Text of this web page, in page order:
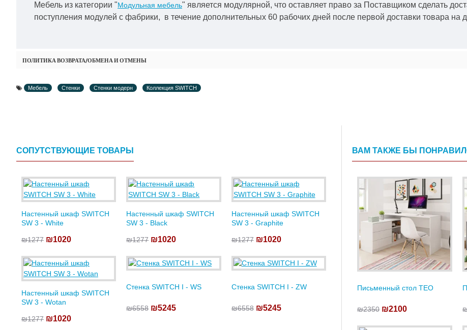
Мебель из категории "Модульная мебель" является модулярной, что оставляет право за Поставщиком сделать
поступления модулей с фабрики, в течение дополнительных 60 рабочих дней после первой доставки товара на
ПОЛИТИКА ВОЗВРАТА/ОБМЕНА И ОТМЕНЫ
Мебель Стенки Стенки модерн Коллекция SWITCH
СОПУТСТВУЮЩИЕ ТОВАРЫ
Настенный шкаф SWITCH
SW 3 - White
₪1277 ₪1020
Настенный шкаф SWITCH
SW 3 - Black
₪1277 ₪1020
Настенный шкаф SWITCH
SW 3 - Graphite
₪1277 ₪1020
Настенный шкаф SWITCH
SW 3 - Wotan
₪1277 ₪1020
Стенка SWITCH I - WS
₪6558 ₪5245
Стенка SWITCH I - ZW
₪6558 ₪5245
ВАМ ТАКЖЕ БЫ
Письменный стол TEO
₪2350 ₪2100